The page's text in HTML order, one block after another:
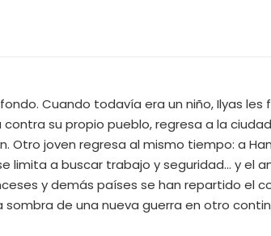
Cuando todavía era un niño, Ilyas
su propio pueblo, regresa a la
Otro joven regresa al mismo tiempo: a
limita a buscar trabajo y seguridad... y el
y demás países se han repartido el
de una nueva guerra en otro